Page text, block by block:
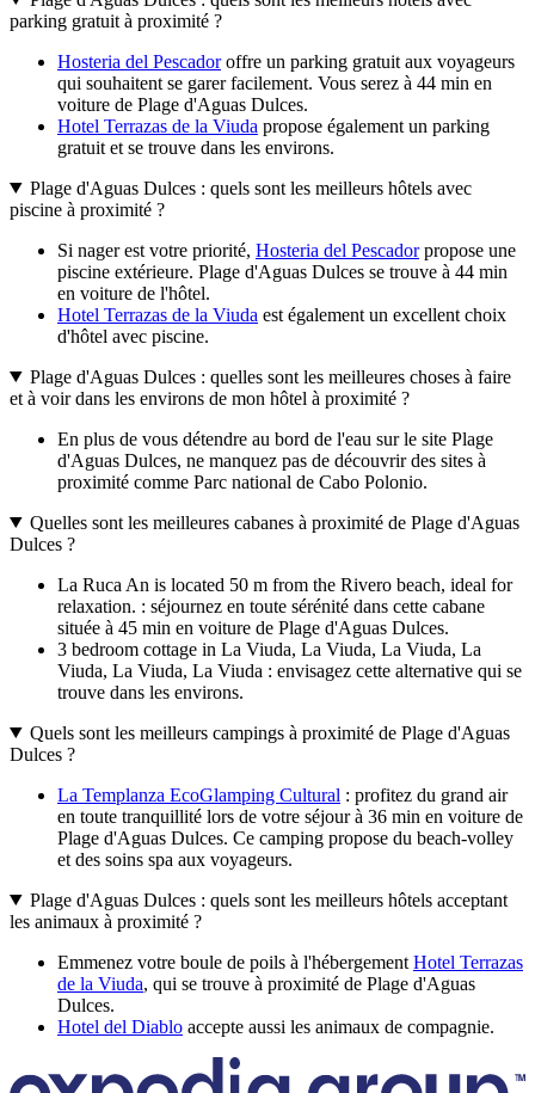
parking gratuit à proximité ?
Hosteria del Pescadoroffre un parking gratuit aux voyageurs
qui souhaitent se garer facilement. Vous serez à 44 min en
voiture de Plage d'Aguas Dulces.
Hotel Terrazas de la Viuda propose également un parking
gratuit et se trouve dans les environs.
Plage d'Aguas Dulces : quels sont les meilleurs hôtels avec
piscine à proximité ?
Si nager est votre priorité, Hosteria del Pescadorpropose une
piscine extérieure. Plage d'Aguas Dulces se trouve à 44 min
en voiture de l'hôtel.
Hotel Terrazas de la Viuda est également un excellent choix
d'hôtel avec piscine.
Plage d'Aguas Dulces : quelles sont les meilleures choses à faire
et à voir dans les environs de mon hôtel à proximité ?
En plus de vous détendre au bord de l'eau sur le site Plage
d'Aguas Dulces, ne manquez pas de découvrir des sites à
proximité comme Parc national de Cabo Polonio.
Quelles sont les meilleures cabanes à proximité de Plage d'Aguas
Dulces ?
La Ruca An is located 50 m from the Rivero beach, ideal for
relaxation. : séjournez en toute sérénité dans cette cabane
située à 45 min en voiture de Plage d'Aguas Dulces.
3 bedroom cottage in La Viuda, La Viuda, La Viuda, La
Viuda, La Viuda, La Viuda : envisagez cette alternative qui se
trouve dans les environs.
Quels sont les meilleurs campings à proximité de Plage d'Aguas
Dulces ?
La Templanza EcoGlamping Cultural : profitez du grand air
en toute tranquillité lors de votre séjour à 36 min en voiture de
Plage d'Aguas Dulces. Ce camping propose du beach-volley
et des soins spa aux voyageurs.
Plage d'Aguas Dulces : quels sont les meilleurs hôtels acceptant
les animaux à proximité ?
Emmenez votre boule de poils à l'hébergement Hotel Terrazas
de la Viuda, qui se trouve à proximité de Plage d'Aguas
Dulces.
Hotel del Diablo accepte aussi les animaux de compagnie.